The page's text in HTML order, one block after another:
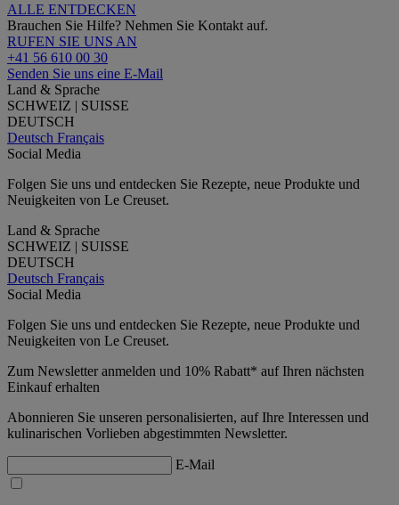
ALLE ENTDECKEN
Brauchen Sie Hilfe? Nehmen Sie Kontakt auf.
RUFEN SIE UNS AN
+41 56 610 00 30
Senden Sie uns eine E-Mail
Land & Sprache
SCHWEIZ | SUISSE
DEUTSCH
Deutsch Français
Social Media
Folgen Sie uns und entdecken Sie Rezepte, neue Produkte und
Neuigkeiten von Le Creuset.
Land & Sprache
SCHWEIZ | SUISSE
DEUTSCH
Deutsch Français
Social Media
Folgen Sie uns und entdecken Sie Rezepte, neue Produkte und
Neuigkeiten von Le Creuset.
Zum Newsletter anmelden und 10% Rabatt* auf Ihren nächsten
Einkauf erhalten
Abonnieren Sie unseren personalisierten, auf Ihre Interessen und
kulinarischen Vorlieben abgestimmten Newsletter.
E-Mail